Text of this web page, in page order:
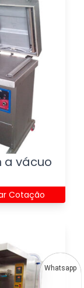
vácuo
Cotação
Whatsapp